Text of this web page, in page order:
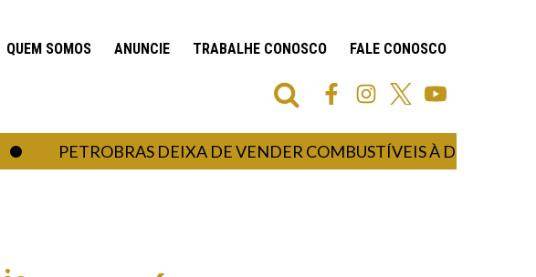
QUEM SOMOS ANUNCIE TRABALHE CONOSCO FALE CONOSCO
PETROBRAS DEIXA DE VENDER COMBUSTÍVEIS À DISTRIBUIDORA